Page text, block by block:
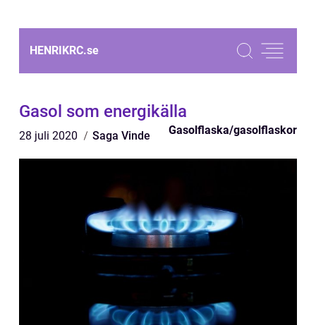
HENRIKRC.se
Gasol som energikälla
28 juli 2020 Saga Vinde Gasolflaska/gasolflaskor